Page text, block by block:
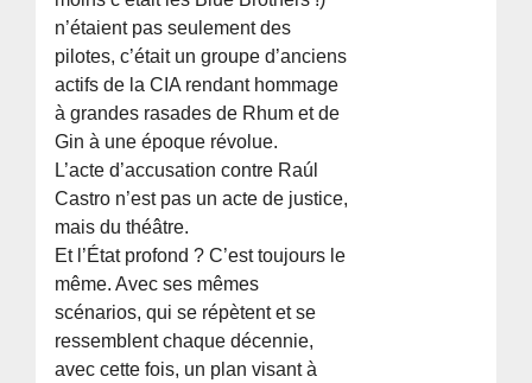
n’étaient pas seulement des
pilotes, c’était un groupe d’anciens
actifs de la CIA rendant hommage
à grandes rasades de Rhum et de
Gin à une époque révolue.
L’acte d’accusation contre Raúl
Castro n’est pas un acte de justice,
mais du théâtre.
Et l’État profond ? C’est toujours le
même. Avec ses mêmes
scénarios, qui se répètent et se
ressemblent chaque décennie,
avec cette fois, un plan visant à